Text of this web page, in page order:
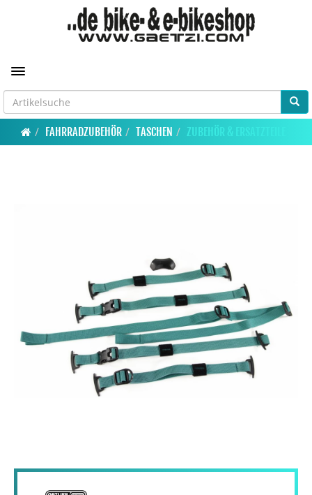
Toggle navigation
FAHRRADZUBEHÖR TASCHEN ZUBEHÖR & ERSATZTEILE